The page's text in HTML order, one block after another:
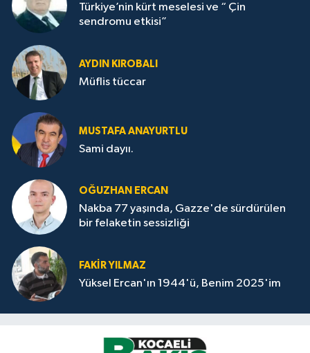
Türkiye’nin kürt meselesi ve “ Çin
sendromu etkisi”
AYDIN KIROBALI
Müflis tüccar
MUSTAFA ANAYURTLU
Sami dayıı.
OĞUZHAN ERCAN
Nakba 77 yaşında, Gazze'de sürdürülen
bir felaketin sessizliği
FAKİR YILMAZ
Yüksel Ercan'ın 1944'ü, Benim 2025'im